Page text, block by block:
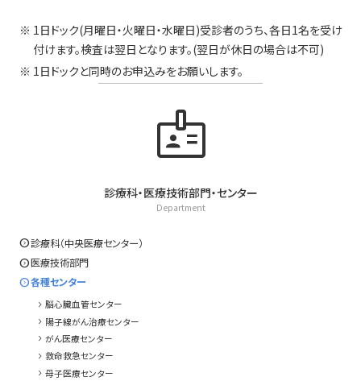
1日ドック(月曜日・火曜日・水曜日)受診者のうち、各日1名を受け
付けます。検査は翌日となります。(翌日が休日の場合は不可)
1日ドックと同時のお申込みをお願いします。
badge
診療科・医療技術部門・センター
Department
expand_circle_right診療科（中央医療センター）
expand_circle_right医療技術部門
expand_circle_right各種センター
chevron_right 脳心臓血管センター
chevron_right 陽子線がん治療センター
chevron_right がん医療センター
chevron_right 救命救急センター
chevron_right 母子医療センター